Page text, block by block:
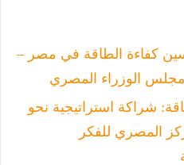
ﻛﻔﺎءة اﻟﻄﺎﻗﺔ ﻓﻲ ﻣﺼﺮ –
الوزراء المصري
شراكة استراتيجية نحو
المصري للفكر